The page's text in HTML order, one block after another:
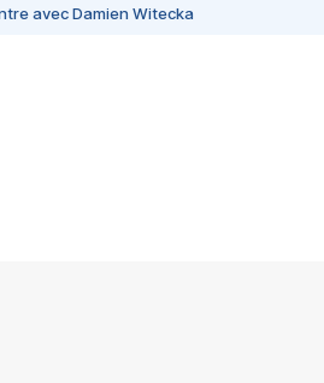
avec Damien Witecka